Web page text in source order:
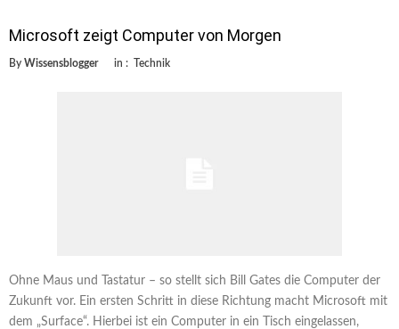
Microsoft zeigt Computer von Morgen
By Wissensblogger in : Technik
Ohne Maus und Tastatur – so stellt sich Bill Gates die Computer der
Zukunft vor. Ein ersten Schritt in diese Richtung macht Microsoft mit
dem „Surface“. Hierbei ist ein Computer in ein Tisch eingelassen,